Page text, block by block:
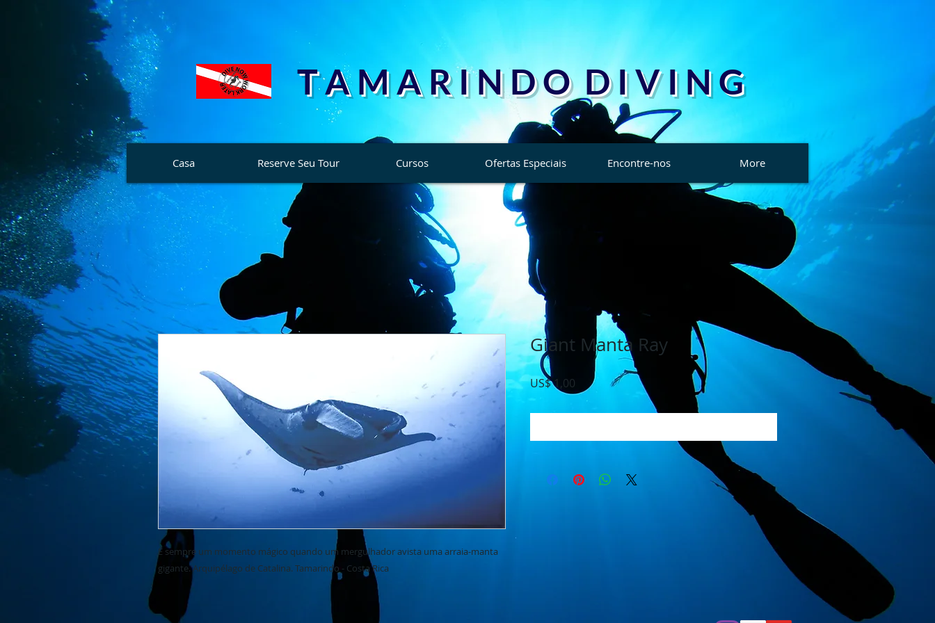
T A M A R I N D O D I V I N G
Casa Reserve Seu Tour Cursos Ofertas Especiais Encontre-nos More
É sempre um momento mágico quando um mergulhador avista uma arraia-manta
gigante. Arquipélago de Catalina. Tamarindo - Costa Rica
Giant Manta Ray
US$ 1,00 Preço